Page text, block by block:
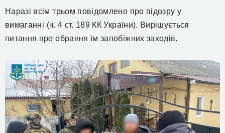
Наразі всім трьом повідомлено про підозру у
вимаганні (ч. 4 ст. 189 КК України). Вирішується
питання про обранняїм запобіжних заходів.